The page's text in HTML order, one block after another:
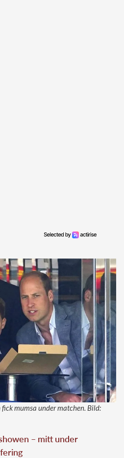
fick mumsa under matchen. Bild:
– mitt under